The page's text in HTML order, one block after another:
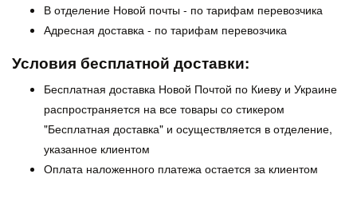
В отделение Новой почты - по тарифам перевозчика
Адресная доставка - по тарифам перевозчика
Условия бесплатной доставки:
Бесплатная доставка Новой Почтой по Киеву и Украине
распространяется на все товары со стикером
"Бесплатная доставка" и осуществляется в отделение,
указанное клиентом
Оплата наложенного платежа остается за клиентом